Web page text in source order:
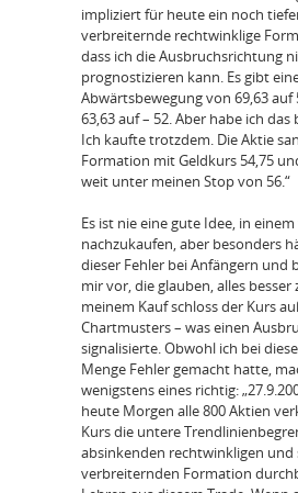
impliziert für heute ein noch
verbreiternde rechtwinklige
dass ich die Ausbruchsrichtung
prognostizieren kann. Es gibt
Abwärtsbewegung von 69,63
63,63 auf – 52. Aber habe ich
Ich kaufte trotzdem. Die Aktie
Formation mit Geldkurs 54,75
weit unter meinen Stop von 56.“
Es ist nie eine gute Idee, in
nachzukaufen, aber besonders
dieser Fehler bei Anfängern und
mir vor, die glauben, alles besser
meinem Kauf schloss der Kurs
Chartmusters – was einen
signalisierte. Obwohl ich bei
Menge Fehler gemacht hatte,
wenigstens eines richtig:
heute Morgen alle 800 Aktien
Kurs die untere
absinkenden rechtwinkligen und
verbreiternden Formation